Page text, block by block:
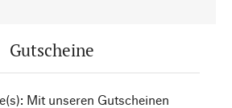
Gutscheine
Mit unseren Gutscheinen